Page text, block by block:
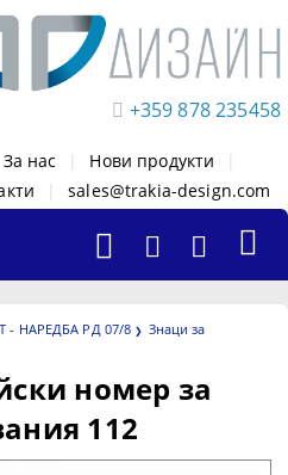
+359 878 235458
За нас Нови продукти
sales@trakia-design.com
- НАРЕДБА РД 07/8
Знаци за
номер за
112